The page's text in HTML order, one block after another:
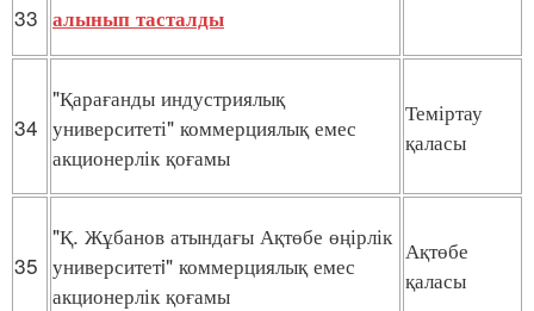
33 алынып тасталды
34
"Қарағанды индустриялық
университеті" коммерциялық емес
акционерлік қоғамы
Теміртау
қаласы
35
"Қ. Жұбанов атындағы Ақтөбе өңірлік
университетi" коммерциялық емес
акционерлік қоғамы
Ақтөбе
қаласы